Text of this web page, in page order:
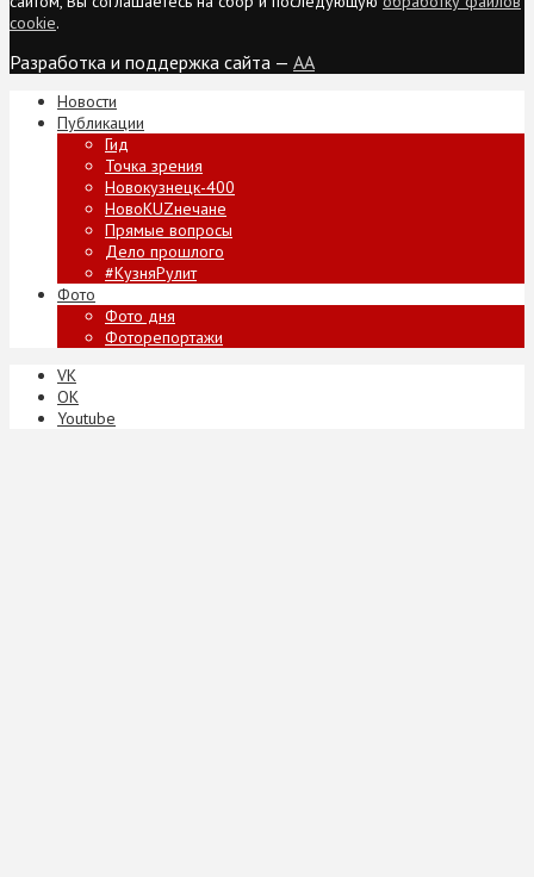
cookie.
Разработка и поддержка сайта — AA
Новости
Публикации
Гид
Точка зрения
Новокузнецк-400
НовоKUZнечане
Прямые вопросы
Дело прошлого
#КузняРулит
Фото
Фото дня
Фоторепортажи
VK
ОК
Youtube